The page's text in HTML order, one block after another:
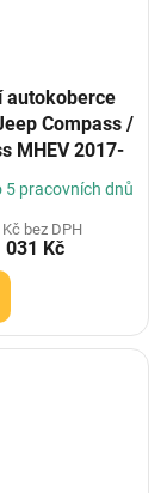
autokoberce
MHEV 2017-
5 pracovních dnů
bez DPH
031 Kč